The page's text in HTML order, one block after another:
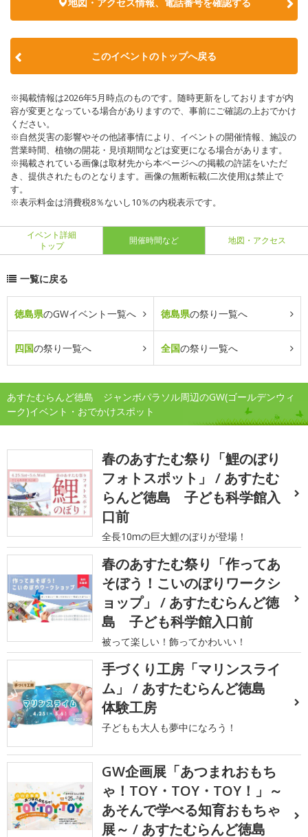
このイベントのトップへ戻る
※掲載情報は2026年5月時点のものです。随時更新をしておりますが内
容が変更となっている場合がありますので、事前にご確認の上おでかけ
ください。
※自然災害の影響やその他諸事情により、イベントの開催情報、施設の
営業時間、植物の開花・見頃期間などは変更になる場合があります。
※掲載されている画像は取材先から本ページへの掲載の許諾をいただ
き、提供されたものとなります。画像の無断転載(二次使用)は禁止で
す。
※表示料金は消費税8％ないし10％の内税表示です。
イベント詳細
トップ
開催時間など 地図・アクセス
一覧に戻る
徳島県のGWイベント一覧へ 徳島県の祭り一覧へ
四国の祭り一覧へ 全国の祭り一覧へ
あすたむらんど徳島 ジャンボパラソル周辺のGW(ゴールデンウィ
ーク)イベント・おでかけスポット
春のあすたむ祭り「鯉のぼり
フォトスポット」 / あすたむ
らんど徳島 子ども科学館入
口前
全長10mの巨大鯉のぼりが登場！
春のあすたむ祭り「作ってあ
そぼう！こいのぼりワークシ
ョップ」 / あすたむらんど徳
島 子ども科学館入口前
被って楽しい！飾ってかわいい！
手づくり工房「マリンスライ
ム」 / あすたむらんど徳島
体験工房
子どもも大人も夢中になろう！
GW企画展「あつまれおもち
ゃ！TOY・TOY・TOY！」～
あそんで学べる知育おもちゃ
展～ / あすたむらんど徳島